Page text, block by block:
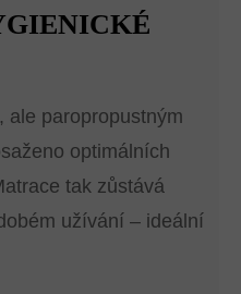
ale paropropustným
optimálních
tak zůstává
užívání – ideální